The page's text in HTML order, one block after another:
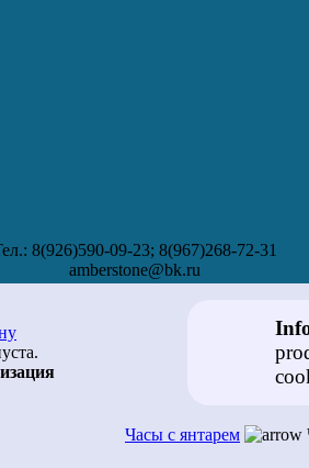
8(926)590-09-23; 8(967)268-72-31
amberstone@bk.ru
Часы с янтарем